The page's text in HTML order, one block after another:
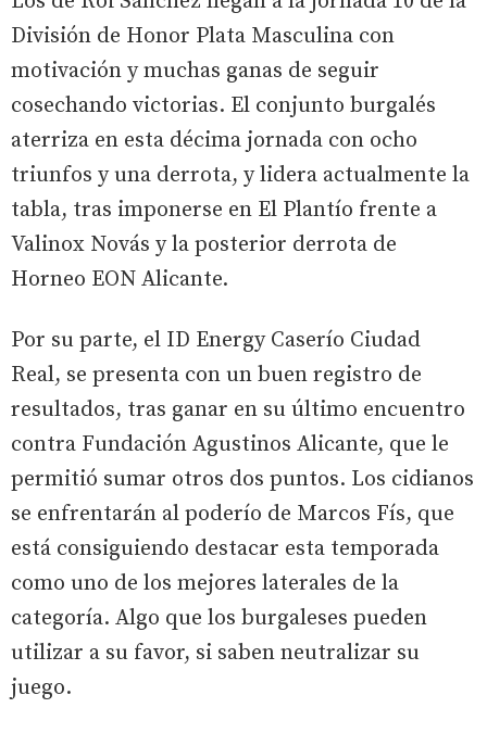
División de Honor Plata Masculina con
motivación y muchas ganas de seguir
cosechando victorias. El conjunto burgalés
aterriza en esta décima jornada con ocho
triunfos y una derrota, y lidera actualmente la
tabla, tras imponerse en El Plantío frente a
Valinox Novás y la posterior derrota de
Horneo EON Alicante.
Por su parte, el ID Energy Caserío Ciudad
Real, se presenta con un buen registro de
resultados, tras ganar en su último encuentro
contra Fundación Agustinos Alicante, que le
permitió sumar otros dos puntos. Los cidianos
se enfrentarán al poderío de Marcos Fís, que
está consiguiendo destacar esta temporada
como uno de los mejores laterales de la
categoría. Algo que los burgaleses pueden
utilizar a su favor, si saben neutralizar su
juego.